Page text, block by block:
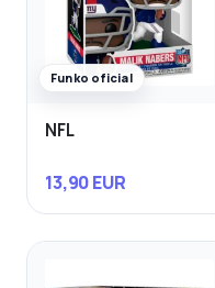
Funko oficial
NFL
13,90 EUR